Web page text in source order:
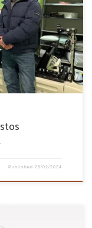
Biomateriais da EEUM,
Radioterapia do IPO-Porto,
Vanessa Cardoso e
a resíduos […]
Published 28/02/2024